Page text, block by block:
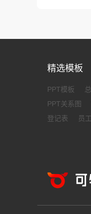
精选模板
PPT模板
PPT关系图
登记表
员